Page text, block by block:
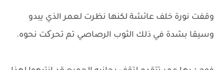
وقفت نورة خلف عائشة لكنها نظرت لعمر الذي يبدو
وسيقا بشدة في ذلك الثوب الرصاصي تم تحرکت نحوه.